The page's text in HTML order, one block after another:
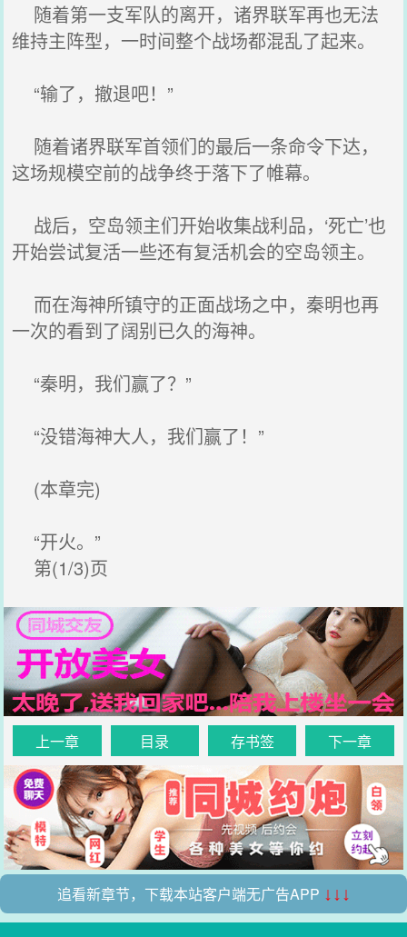
随着第一支军队的离开，诸界联军再也无法
维持主阵型，一时间整个战场都混乱了起来。
“输了，撤退吧！”
随着诸界联军首领们的最后一条命令下达，
这场规模空前的战争终于落下了帷幕。
战后，空岛领主们开始收集战利品，‘死亡’也
开始尝试复活一些还有复活机会的空岛领主。
而在海神所镇守的正面战场之中，秦明也再
一次的看到了阔别已久的海神。
“秦明，我们赢了？”
“没错海神大人，我们赢了！”
(本章完)
“开火。”
第(1/3)页
上一章 目录 存书签 下一章
追看新章节，下载本站客户端无广告APP ↓↓↓